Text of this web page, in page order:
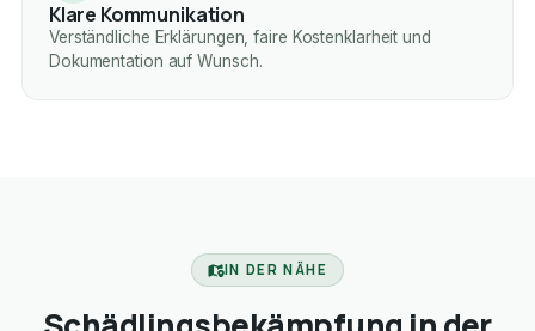
Klare Kommunikation
Verständliche Erklärungen, faire Kostenklarheit und
Dokumentation auf Wunsch.
IN DER NÄHE